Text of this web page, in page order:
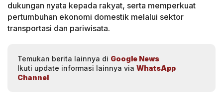
dukungan nyata kepada rakyat, serta memperkuat
pertumbuhan ekonomi domestik melalui sektor
transportasi dan pariwisata.
Temukan berita lainnya di Google News
Ikuti update informasi lainnya via WhatsApp
Channel